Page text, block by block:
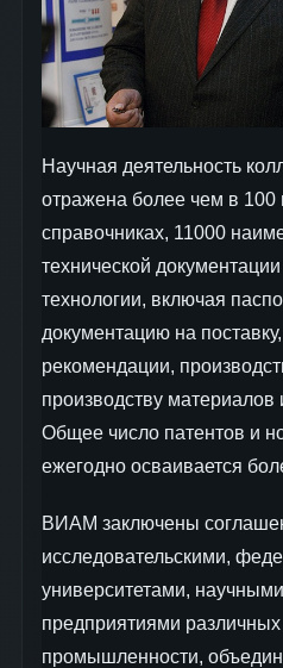
Научная деятельность
отражена более чем в
справочниках, 11000
технической
технологии, включая
документацию на
рекомендации,
производству
Общее число патентов и
ежегодно осваивается
ВИАМ заключены
исследовательскими,
университетами,
предприятиями различных
промышленности,